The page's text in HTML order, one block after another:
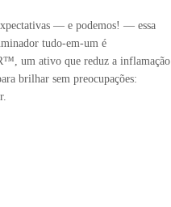
— e podemos! — essa
tudo-em-um é
um ativo que reduz a inflamação
brilhar sem preocupações: